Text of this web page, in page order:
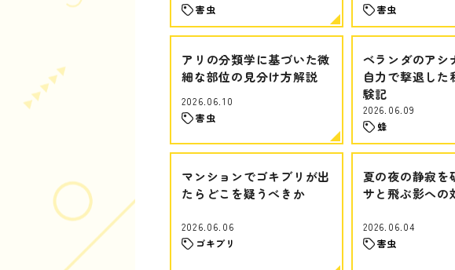
害虫
害虫
アリの分類学に基づいた微
細な部位の見分け方解説
2026.06.10
害虫
ベランダのアシ
自力で撃退した
験記
2026.06.09
蜂
マンションでゴキブリが出
たらどこを疑うべきか
2026.06.06
ゴキブリ
夏の夜の静寂を
サと飛ぶ影への
2026.06.04
害虫